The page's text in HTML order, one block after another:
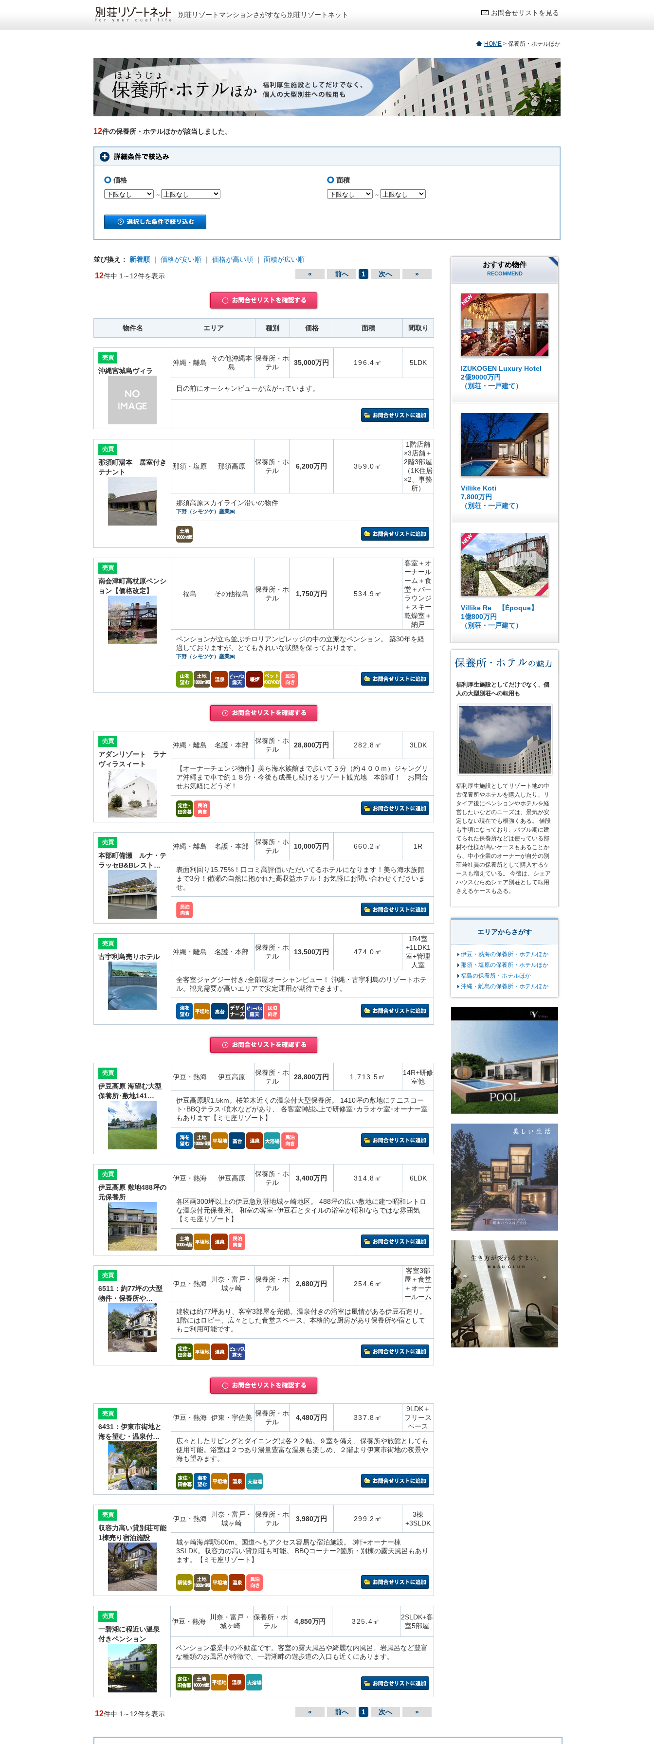
別荘リゾートマンションさがすなら別荘リゾートネット お問合せリストを見る
HOME > 保養所・ホテルほか
12件の保養所・ホテルほかが該当しました。
価格
～
面積
～
並び換え： 新着順 ｜ 価格が安い順 ｜ 価格が高い順 ｜ 面積が広い順
12件中 1～12件を表示 « 前へ 1 次へ »
物件名 エリア 種別 価格 面積 間取り
売買
沖縄宮城島ヴィラ
沖縄・離島
その他沖縄本
島
保養所・ホ
テル
35,000万円 196.4㎡ 5LDK
目の前にオーシャンビューが広がっています。
売買
那須町湯本 居室付き
テナント
那須・塩原 那須高原
保養所・ホ
テル
6,200万円 359.0㎡
1階店舗
×3店舗＋
2階3部屋
（1K住居
×2、事務
所）
那須高原スカイライン沿いの物件
下野（シモツケ）産業㈱
売買
南会津町高杖原ペンシ
ョン【価格改定】
福島 その他福島
保養所・ホ
テル
1,750万円 534.9㎡
客室＋オ
ーナール
ーム＋食
堂＋バー
ラウンジ
＋スキー
乾燥室＋
納戸
ペンションが立ち並ぶチロリアンビレッジの中の立派なペンション。 築30年を経
過しておりますが、とてもきれいな状態を保っております。
下野（シモツケ）産業㈱
売買
アダンリゾート ラナ
ヴィラスィート
沖縄・離島 名護・本部
保養所・ホ
テル
28,800万円 282.8㎡ 3LDK
【オーナーチェンジ物件】美ら海水族館まで歩いて５分（約４００ｍ）ジャングリ
ア沖縄まで車で約１８分・今後も成長し続けるリゾート観光地 本部町！ お問合
せお気軽にどうぞ！
売買
本部町備瀬 ルナ・テ
ラッセB&Bレスト…
沖縄・離島 名護・本部
保養所・ホ
テル
10,000万円 660.2㎡ 1R
表面利回り15.75%！口コミ高評価いただいてるホテルになります！美ら海水族館
まで3分！備瀬の自然に抱かれた高収益ホテル！お気軽にお問い合わせくださいま
せ。
売買
古宇利島売りホテル
沖縄・離島 名護・本部
保養所・ホ
テル
13,500万円 474.0㎡
1R4室
+1LDK1
室+管理
人室
全客室ジャグジー付き♪全部屋オーシャンビュー！ 沖縄・古宇利島のリゾートホテ
ル。観光需要が高いエリアで安定運用が期待できます。
売買
伊豆高原 海望む大型
保養所･敷地141…
伊豆・熱海 伊豆高原
保養所・ホ
テル
28,800万円 1,713.5㎡
14R+研修
室他
伊豆高原駅1.5km。桜並木近くの温泉付大型保養所。 1410坪の敷地にテニスコー
ト･BBQテラス･噴水などがあり、 各客室9帖以上で研修室･カラオケ室･オーナー室
もあります【ミモ座リゾート】
売買
伊豆高原 敷地488坪の
元保養所
伊豆・熱海 伊豆高原
保養所・ホ
テル
3,400万円 314.8㎡ 6LDK
各区画300坪以上の伊豆急別荘地城ヶ崎地区。 488坪の広い敷地に建つ昭和レトロ
な温泉付元保養所。 和室の客室･伊豆石とタイルの浴室が昭和ならではな雰囲気
【ミモ座リゾート】
売買
6511：約77坪の大型
物件・保養所や…
伊豆・熱海
川奈・富戸・
城ヶ崎
保養所・ホ
テル
2,680万円 254.6㎡
客室3部
屋＋食堂
＋オーナ
ールーム
建物は約77坪あり、客室3部屋を完備。温泉付きの浴室は風情がある伊豆石造り。
1階にはロビー、広々とした食堂スペース、本格的な厨房があり保養所や宿として
もご利用可能です。
売買
6431：伊東市街地と
海を望む・温泉付…
伊豆・熱海 伊東・宇佐美
保養所・ホ
テル
4,480万円 337.8㎡
9LDK＋
フリース
ペース
広々としたリビングとダイニングは各２２帖。９室を備え、保養所や旅館としても
使用可能。浴室は２つあり湯量豊富な温泉も楽しめ、２階より伊東市街地の夜景や
海も望みます。
売買
収容力高い貸別荘可能
1棟売り宿泊施設
伊豆・熱海
川奈・富戸・
城ヶ崎
保養所・ホ
テル
3,980万円 299.2㎡
3棟
+3SLDK
城ヶ崎海岸駅500m。国道へもアクセス容易な宿泊施設。 3軒+オーナー棟
3SLDK。収容力の高い貸別荘も可能。 BBQコーナー2箇所・別棟の露天風呂もあり
ます。【ミモ座リゾート】
売買
一碧湖に程近い温泉
付きペンション
伊豆・熱海
川奈・富戸・
城ヶ崎
保養所・ホ
テル
4,850万円 325.4㎡
2SLDK+客
室5部屋
ペンション盛業中の不動産です。客室の露天風呂や綺麗な内風呂、岩風呂など豊富
な種類のお風呂が特徴で、一碧湖畔の遊歩道の入口も近くにあります。
12件中 1～12件を表示 « 前へ 1 次へ »
おすすめ物件
RECOMMEND
IZUKOGEN Luxury Hotel
2億9000万円
（別荘・一戸建て）
Villike Koti
7,800万円
（別荘・一戸建て）
Villike Re 【Époque】
1億800万円
（別荘・一戸建て）
福利厚生施設としてだけでなく、個
人の大型別荘への転用も
福利厚生施設としてリゾート地の中
古保養所やホテルを購入したり、リ
タイア後にペンションやホテルを経
営したいなどのニーズは、景気が安
定しない現在でも根強くある。 値段
も手頃になっており、バブル期に建
てられた保養所などは使っている部
材や仕様が高いケースもあることか
ら、中小企業のオーナーが自分の別
荘兼社員の保養所として購入するケ
ースも増えている。 今後は、シェア
ハウスならぬシェア別荘として転用
さえるケースもある。
エリアからさがす
伊豆・熱海の保養所・ホテルほか
那須・塩原の保養所・ホテルほか
福島の保養所・ホテルほか
沖縄・離島の保養所・ホテルほか